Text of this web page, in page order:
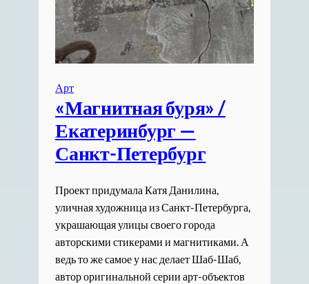
Арт
«Магнитная буря» /
Екатеринбург —
Санкт-Петербург
Проект придумала Катя Данилина,
уличная художница из Санкт-Петербурга,
украшающая улицы своего города
авторскими стикерами и магнитиками. А
ведь то же самое у нас делает Шаб-Шаб,
автор оригинальной серии арт-объектов